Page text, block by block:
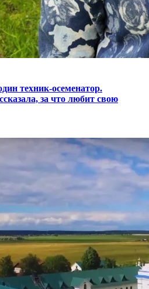
техник-осеменатор.
за что любит свою